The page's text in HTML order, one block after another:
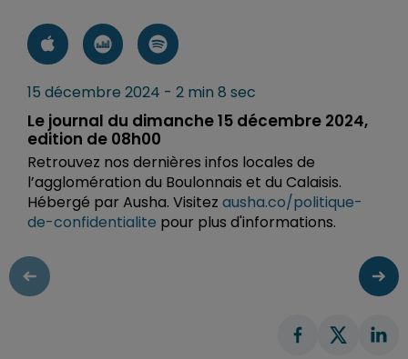
15 décembre 2024 - 2 min 8 sec
Le journal du dimanche 15 décembre 2024,
edition de 08h00
Retrouvez nos dernières infos locales de
l’agglomération du Boulonnais et du Calaisis.
Hébergé par Ausha. Visitez ausha.co/politique-
de-confidentialite pour plus d'informations.